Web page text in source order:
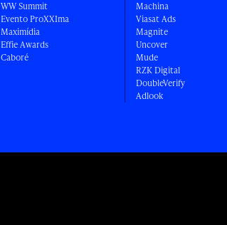
WW Summit
Evento ProXXIma
Maximídia
Effie Awards
Caboré
Machina
Viasat Ads
Magnite
Uncover
Mude
RZK Digital
DoubleVerify
Adlook